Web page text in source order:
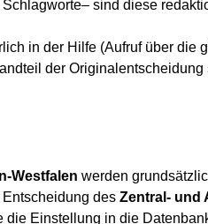
sind diese
in der Hilfe (Aufruf über
der
Westfalen werden
des Zentral- und
die Einstellung in die